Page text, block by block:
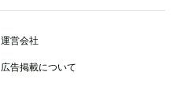
運営会社
広告掲載について